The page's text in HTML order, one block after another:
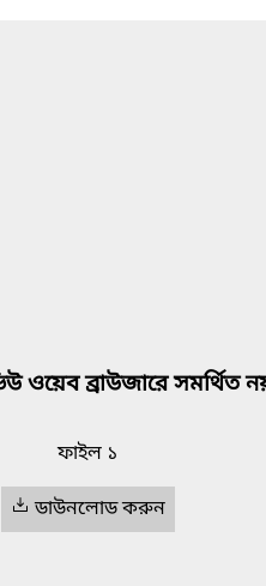
ওয়েব ব্রাউজারে সমর্থিত
ফাইল ১
ডাউনলোড করুন